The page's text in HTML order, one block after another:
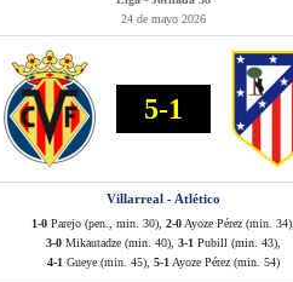
24 de mayo 2026
5-1
Villarreal - Atlético
1-0 Parejo (pen., min. 30), 2-0 Ayoze Pérez (min. 34),
3-0 Mikautadze (min. 40), 3-1 Pubill (min. 43),
4-1 Gueye (min. 45), 5-1 Ayoze Pérez (min. 54)